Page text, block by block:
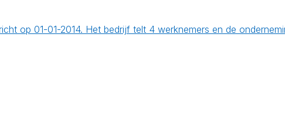
op 01-01-2014. Het bedrijf telt 4 werknemers en de